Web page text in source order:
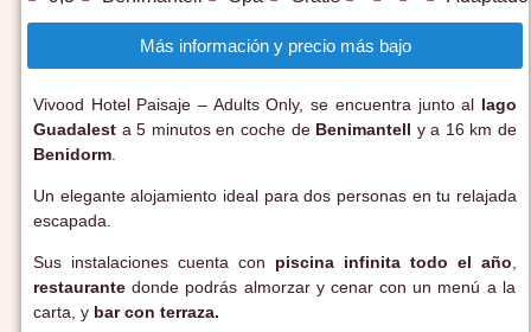
Más información y precio más bajo
Vivood Hotel Paisaje – Adults Only, se encuentra junto al lago
Guadalest a 5 minutos en coche de Benimantell y a 16 km de
Benidorm
Un elegante alojamiento ideal para dos personas en tu relajada
escapada.
Sus instalaciones cuenta con piscina infinita todo el año,
restaurante donde podrás almorzar y cenar con un menú a la
carta, y bar con terraza.